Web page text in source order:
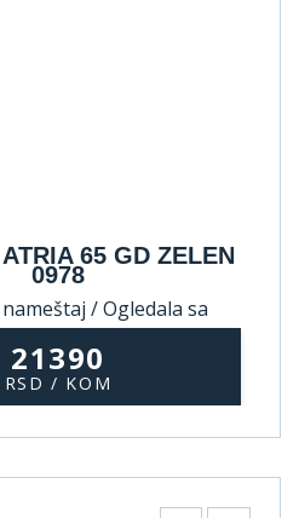
65 GD ZELEN
0978
/ Ogledala sa
21390
RSD / KOM